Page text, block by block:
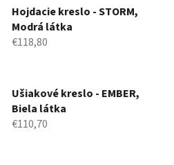
Hojdacie kreslo - STORM,
Modrá látka
€118,80
Ušiakové kreslo - EMBER,
Biela látka
€110,70